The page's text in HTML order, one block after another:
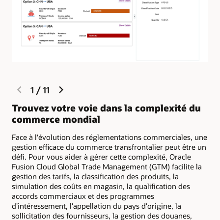
previous
slide
1 /11
Trouvez votre voie dans la complexité du
commerce mondial
Face à l'évolution des réglementations commerciales, une
gestion efficace du commerce transfrontalier peut être un
défi. Pour vous aider à gérer cette complexité, Oracle
Fusion Cloud Global Trade Management (GTM) facilite la
gestion des tarifs, la classification des produits, la
simulation des coûts en magasin, la qualification des
accords commerciaux et des programmes
d'intéressement, l'appellation du pays d'origine, la
sollicitation des fournisseurs, la gestion des douanes,